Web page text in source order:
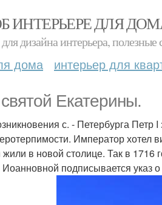
ИНТЕРЬЕРЕ ДЛЯ
дизайна интерьера, полезные
дома интерьер для
Екатерины.
с. - Петербурга Петр
Император хотел
жили в новой столице. Так в 1716
подписывается указ